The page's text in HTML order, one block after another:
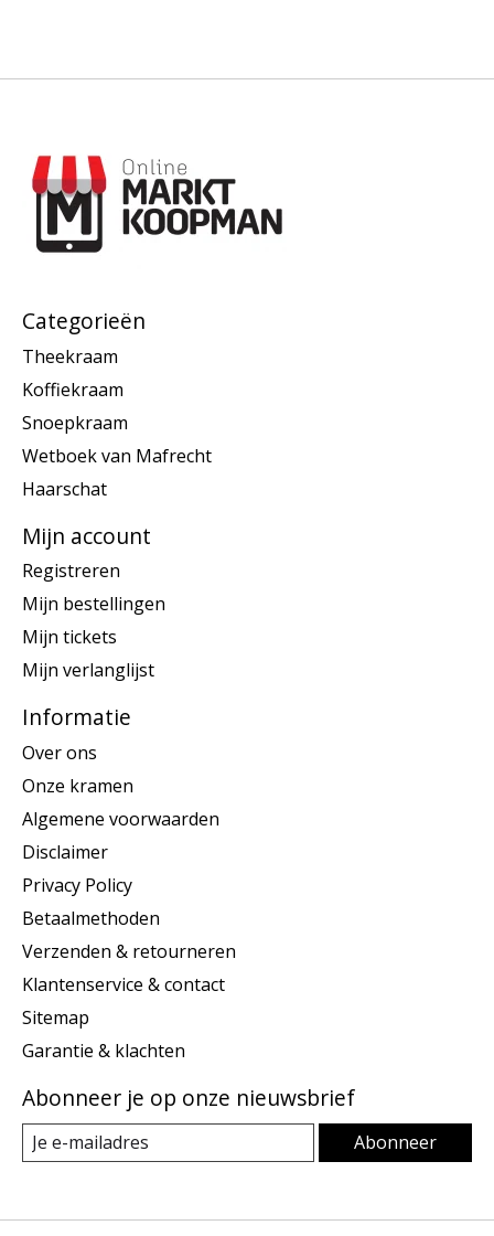
Categorieën
Theekraam
Koffiekraam
Snoepkraam
Wetboek van Mafrecht
Haarschat
Mijn account
Registreren
Mijn bestellingen
Mijn tickets
Mijn verlanglijst
Informatie
Over ons
Onze kramen
Algemene voorwaarden
Disclaimer
Privacy Policy
Betaalmethoden
Verzenden & retourneren
Klantenservice & contact
Sitemap
Garantie & klachten
Abonneer je op onze nieuwsbrief
Abonneer